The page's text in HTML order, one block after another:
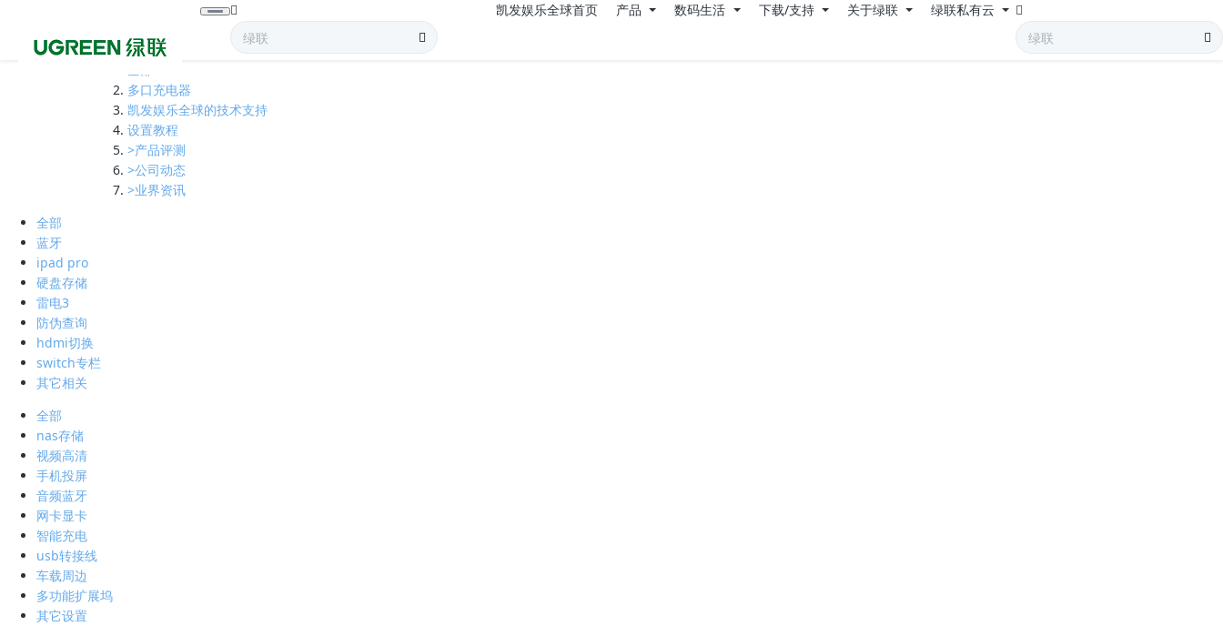
凯发娱乐全球首页 产品 数码生活 下载/支持 关于绿联 绿联私有云
多口充电器
凯发娱乐全球的技术支持
设置教程
>产品评测
>公司动态
>业界资讯
全部
蓝牙
ipad pro
硬盘存储
雷电3
防伪查询
hdmi切换
switch专栏
其它相关
全部
nas存储
视频高清
手机投屏
音频蓝牙
网卡显卡
智能充电
usb转接线
车载周边
多功能扩展坞
其它设置